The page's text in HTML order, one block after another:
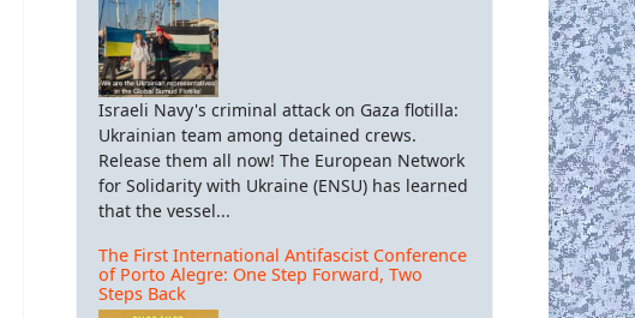
Israeli Navy's criminal attack on Gaza flotilla:
Ukrainian team among detained crews.
Release them all now! The European Network
for Solidarity with Ukraine (ENSU) has learned
that the vessel...
The First International Antifascist Conference
of Porto Alegre: One Step Forward, Two
Steps Back